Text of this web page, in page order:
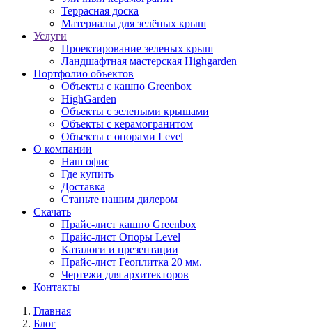
Террасная доска
Материалы для зелёных крыш
Услуги
Проектирование зеленых крыш
Ландшафтная мастерская Highgarden
Портфолио объектов
Объекты с кашпо Greenbox
HighGarden
Объекты с зелеными крышами
Объекты с керамогранитом
Объекты с опорами Level
О компании
Наш офис
Где купить
Доставка
Станьте нашим дилером
Скачать
Прайс-лист кашпо Greenbox
Прайс-лист Опоры Level
Каталоги и презентации
Прайс-лист Геоплитка 20 мм.
Чертежи для архитекторов
Контакты
Главная
Блог